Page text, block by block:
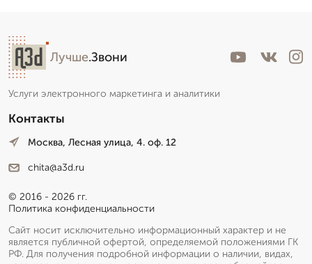
Лучше.Звони
Услуги электронного маркетинга и аналитики
Контакты
Москва, Лесная улица, 4. оф. 12
chita@a3d.ru
© 2016 - 2026 гг.
Политика конфиденциальности
Сайт носит исключительно информационный характер и не
является публичной офертой, определяемой положениями ГК
РФ. Для получения подробной информации о наличии, видах,